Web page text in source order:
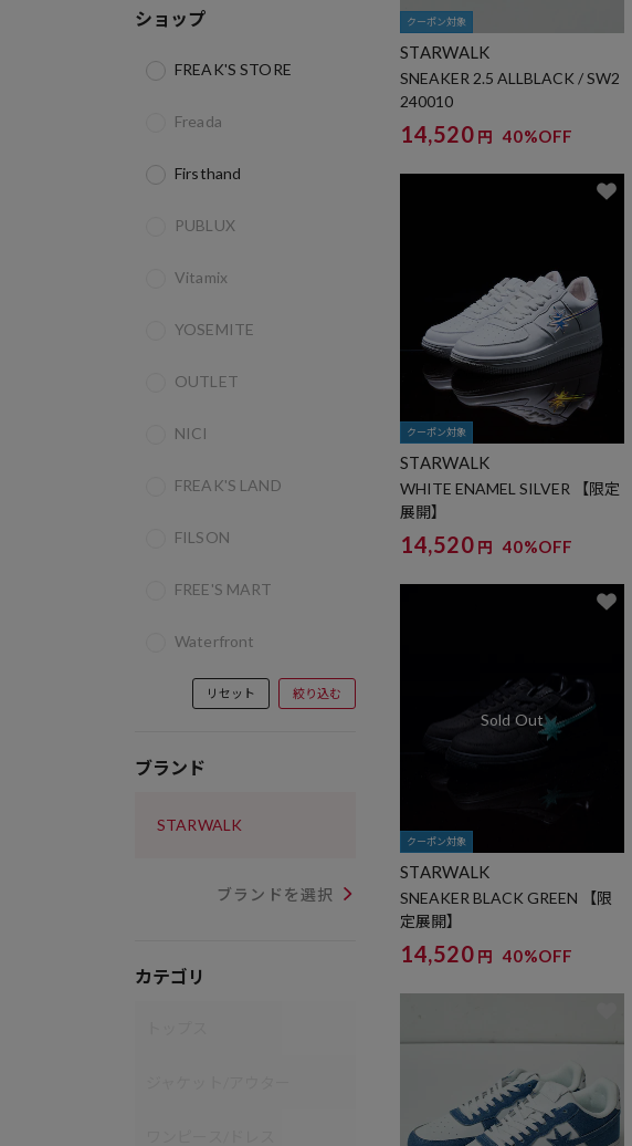
ショップ
FREAK'S STORE
Freada
Firsthand
PUBLUX
Vitamix
YOSEMITE
OUTLET
NICI
FREAK'S LAND
FILSON
FREE'S MART
Waterfront
リセット 絞り込む
ブランド
STARWALK
ブランドを選択
カテゴリ
クーポン対象
STARWALK
SNEAKER 2.5 ALLBLACK / SW2
240010
14,520 円 40%OFF
クーポン対象
STARWALK
WHITE ENAMEL SILVER 【限定
展開】
14,520 円 40%OFF
クーポン対象
STARWALK
SNEAKER BLACK GREEN 【限
定展開】
14,520 円 40%OFF